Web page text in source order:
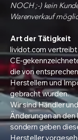
NOCH ;-) kein
Warenverkauf
Art der Tätigkeit
lividot.com
die von
Herstellern und
gebracht wurden.
Wir sind Händler
Änderungen an den
sondern geben
Hersteller